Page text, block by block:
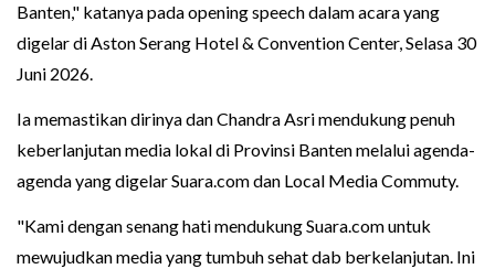
Banten," katanya pada opening speech dalam acara yang
digelar di Aston Serang Hotel & Convention Center, Selasa 30
Juni 2026.
Ia memastikan dirinya dan Chandra Asri mendukung penuh
keberlanjutan media lokal di Provinsi Banten melalui agenda-
agenda yang digelar Suara.com dan Local Media Commuty.
"Kami dengan senang hati mendukung Suara.com untuk
mewujudkan media yang tumbuh sehat dab berkelanjutan. Ini